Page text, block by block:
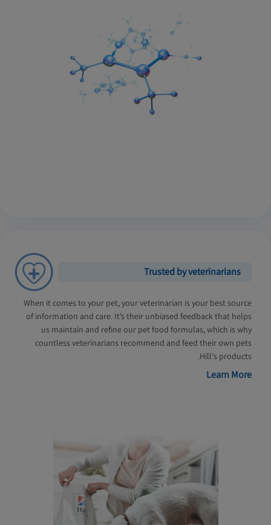
Trusted by veterinarians
When it comes to your pet, your veterinarian is your best source
of information and care. It’s their unbiased feedback that helps
us maintain and refine our pet food formulas, which is why
countless veterinarians recommend and feed their own pets
Hill's products.
Learn More